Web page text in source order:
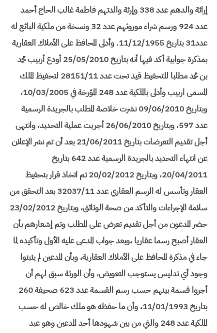
إراثة والدهم عدد 338 وإرثة والدتهم فاطمة غالب الحاج أحمد
عدد 924 ورسم شراء موروثهم عدد 32 ونسخة من ملكية البائع له
عدد31 بتاريخ 11/12/1955. وأدلى المحافظ على الأملاك العقارية
بمذكرة جوابية أكد فيها أنه بتاريخ 25/05/2010 أودع أربيب محمد
بن محمد مطلبا للتحفيظ قيد تحت عدد 28151/11 لتحفيظ الملك
المسمى اربيب وأدلى بالملكية عدد 248 المؤرخة في 10/03/2005،
وبتاريخ 09/06/2010 نشرت خلاصة المطلب بالجريدة الرسمية
عدد 597، وبتاريخ 26/06/2010 أجريت عملية التحديد، وانتهى
أجل تقديم التعرضات بتاريخ 21/06/2011 بعد أن تم نشر الإعلان
عن انتهاء التحديد بالجريدة الرسمية عدد 642 بتاريخ
20/04/2011، وبتاريخ 20/02/2012 تم اتخاذ قرار بتحفيظ
العقار وتأسس له الرسم العقاري عدد 32037/11 بعد التحقق من
سلامة الإجراءات والتأكد من صحة الوثائق، وبتاريخ 23/02/2012
حضر المدعون من أجل تقديم تعرض على المطلب وتم إشعارهم بأن
العقار أصبح رسما عقاريا ،وبعد جواب المدعى عليه الأول وتأكيده لما
جاء في مذكرة المحافظ على الأملاك العقارية، وبأن المدعين لم يثبتوا
وجود أي تدليس يستوجب التعويض، وأن الورثة سبق لهم أن
أجروا قسمة بينهم حسب رسم القسمة عدد 623 صحيفة 260
بتاريخ 11/01/1993، وأن ما حفظه هو ملك خالص له حسب
الملكية عدد 248 والتي من بين شهودها أحد المدعين وهو عبد